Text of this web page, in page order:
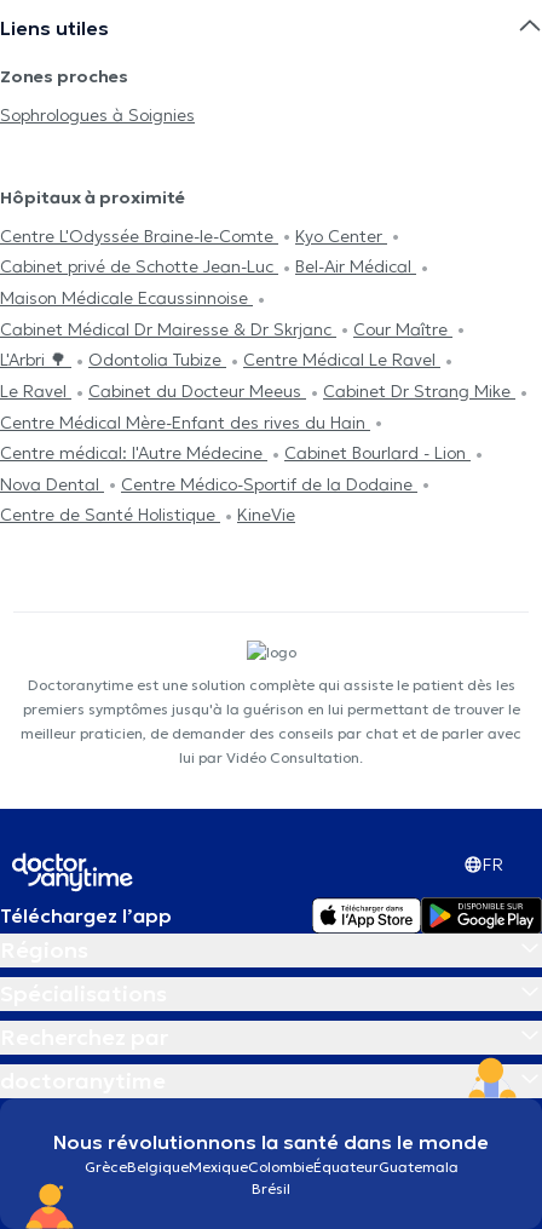
Liens utiles
Zones proches
Sophrologues à Soignies
Hôpitaux à proximité
Centre L'Odyssée Braine-le-Comte
Kyo Center
Cabinet privé de Schotte Jean-Luc
Bel-Air Médical
Maison Médicale Ecaussinnoise
Cabinet Médical Dr Mairesse & Dr Skrjanc
Cour Maître
L'Arbri 🌳
Odontolia Tubize
Centre Médical Le Ravel
Le Ravel
Cabinet du Docteur Meeus
Cabinet Dr Strang Mike
Centre Médical Mère-Enfant des rives du Hain
Centre médical: l'Autre Médecine
Cabinet Bourlard - Lion
Nova Dental
Centre Médico-Sportif de la Dodaine
Centre de Santé Holistique
KineVie
Doctoranytime est une solution complète qui assiste le patient dès les
premiers symptômes jusqu'à la guérison en lui permettant de trouver le
meilleur praticien, de demander des conseils par chat et de parler avec
lui par Vidéo Consultation.
FR
Téléchargez l’app
Nous révolutionnons la santé dans le monde
GrèceBelgiqueMexiqueColombieÉquateurGuatemala
Brésil